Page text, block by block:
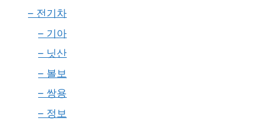
– 전기차
– 기아
– 닛산
– 볼보
– 쌍용
– 정보